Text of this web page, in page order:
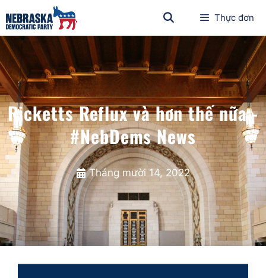
Thực đơn
Ricketts Reflux và hơn thế nữa -
#NebDems News
Tháng mười 14, 2022